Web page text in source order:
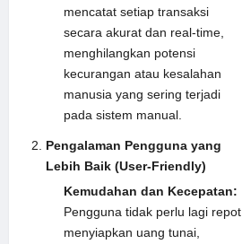
mencatat setiap transaksi
secara akurat dan real-time,
menghilangkan potensi
kecurangan atau kesalahan
manusia yang sering terjadi
pada sistem manual.
Pengalaman Pengguna yang
Lebih Baik (User-Friendly)
Kemudahan dan Kecepatan:
Pengguna tidak perlu lagi repot
menyiapkan uang tunai,